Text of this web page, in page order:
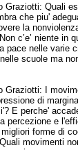
Graziotti: Quali
che piu'
la
on c’e’ niente in
pace nelle varie
scuole ma
Graziotti: I
di
E perche'
percezione e
forme di
Quali movimenti